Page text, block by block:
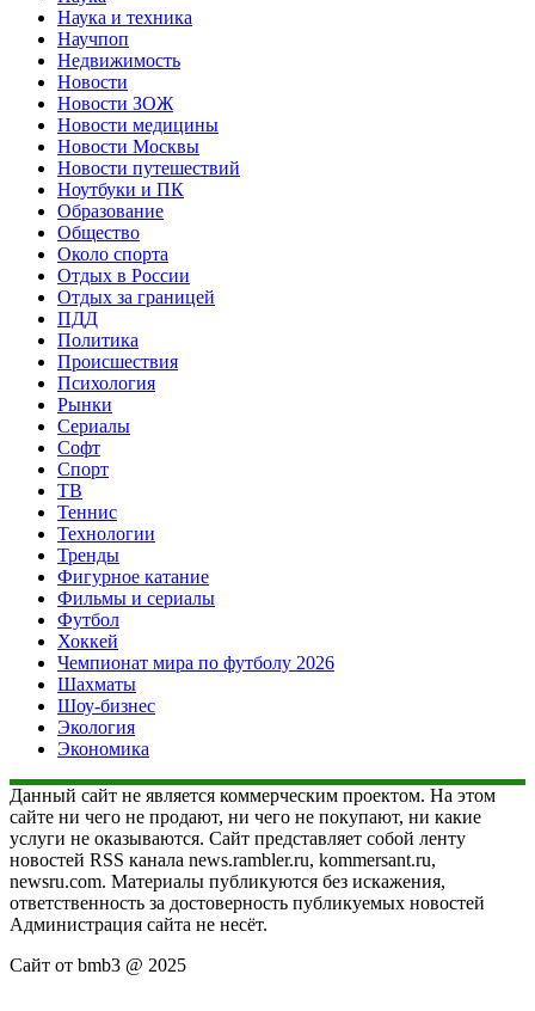
Наука и техника
Научпоп
Недвижимость
Новости
Новости ЗОЖ
Новости медицины
Новости Москвы
Новости путешествий
Ноутбуки и ПК
Образование
Общество
Около спорта
Отдых в России
Отдых за границей
ПДД
Политика
Происшествия
Психология
Рынки
Сериалы
Софт
Спорт
ТВ
Теннис
Технологии
Тренды
Фигурное катание
Фильмы и сериалы
Футбол
Хоккей
Чемпионат мира по футболу 2026
Шахматы
Шоу-бизнес
Экология
Экономика
Данный сайт не является коммерческим проектом. На этом
сайте ни чего не продают, ни чего не покупают, ни какие
услуги не оказываются. Сайт представляет собой ленту
новостей RSS канала news.rambler.ru, kommersant.ru,
newsru.com. Материалы публикуются без искажения,
ответственность за достоверность публикуемых новостей
Администрация сайта не несёт.
Сайт от bmb3 @ 2025